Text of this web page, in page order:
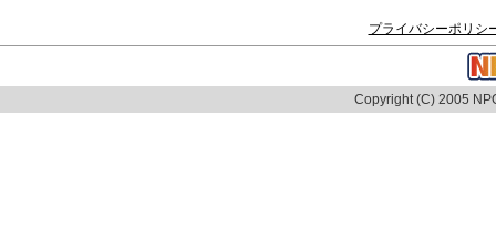
プライバシーポリシ
Copyright (C) 2005